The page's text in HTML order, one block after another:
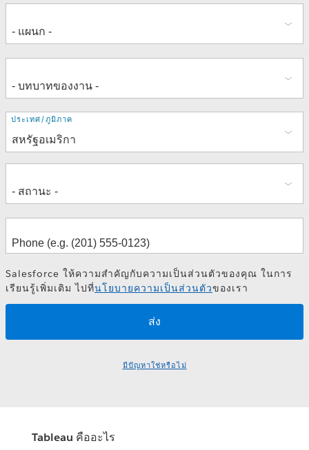
ที่
อยู่
ประเทศ/ภูมิภาค
Salesforce ให้ความสำคัญกับความเป็นส่วนตัวของคุณ ในการ
เรียนรู้เพิ่มเติม ไปที่นโยบายความเป็นส่วนตัวของเรา
มีปัญหาใช่หรือไม่
Tableau คืออะไร